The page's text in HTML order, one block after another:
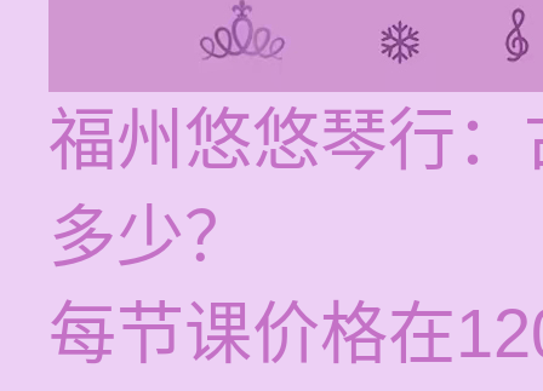
福州悠悠琴行
多少？
每节课价格在